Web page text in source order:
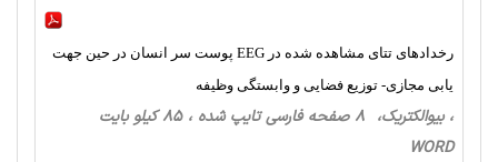
رخدادهای تتای مشاهده شده در EEG پوست سر انسان در حین جهت
یابی مجازی- توزیع فضایی و وابستگی وظیفه
، بیوالکتریک، 8 صفحه فارسی تایپ شده ، 85 کیلو بایت
WORD